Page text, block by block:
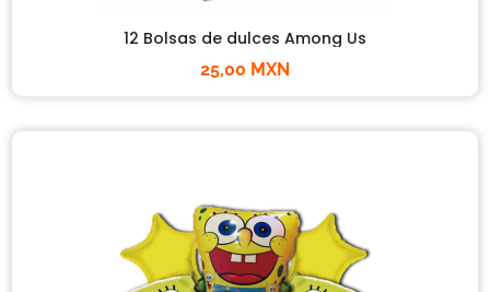
12 Bolsas de dulces Among Us
25,00 MXN